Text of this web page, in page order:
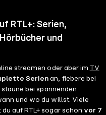
RTL+: Serien,
und
streamen oder aber im TV
Serien an, fiebere bei
bei spannenden
und wo du willst. Viele
auf RTL+ sogar schon vor 7